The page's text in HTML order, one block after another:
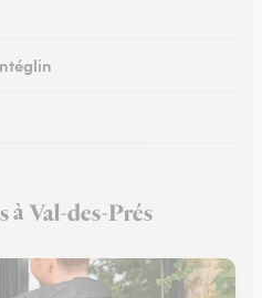
à Val-des-Prés